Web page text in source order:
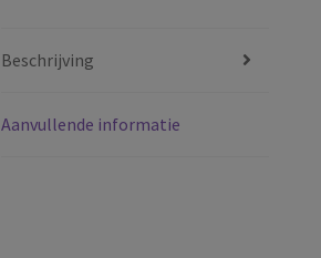
Beschrijving
Aanvullende informatie